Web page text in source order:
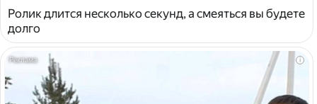
Ролик длится несколько секунд, а смеяться вы будете
долго
i